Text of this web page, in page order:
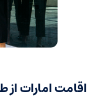
اقامت امارات